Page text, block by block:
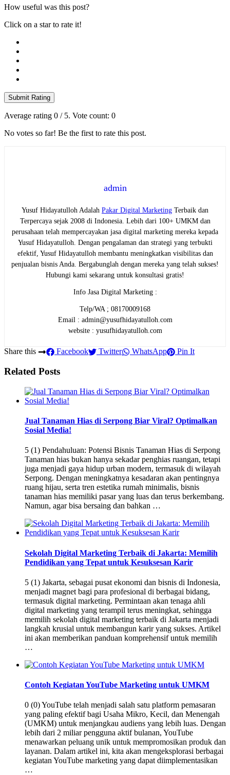
How useful was this post?
Click on a star to rate it!
Submit Rating
Average rating 0 / 5. Vote count: 0
No votes so far! Be the first to rate this post.
admin
Yusuf Hidayatulloh Adalah Pakar Digital Marketing Terbaik dan
Terpercaya sejak 2008 di Indonesia. Lebih dari 100+ UMKM dan
perusahaan telah mempercayakan jasa digital marketing mereka kepada
Yusuf Hidayatulloh. Dengan pengalaman dan strategi yang terbukti
efektif, Yusuf Hidayatulloh membantu meningkatkan visibilitas dan
penjualan bisnis Anda. Bergabunglah dengan mereka yang telah sukses!
Hubungi kami sekarang untuk konsultasi gratis!
Info Jasa Digital Marketing :
Telp/WA ; 08170009168
Email : admin@yusufhidayatulloh.com
website : yusufhidayatulloh.com
Share this Facebook Twitter WhatsApp Pin It
Related Posts
Jual Tanaman Hias di Serpong Biar Viral? Optimalkan
Sosial Media!
5 (1) Pendahuluan: Potensi Bisnis Tanaman Hias di Serpong
Tanaman hias bukan hanya sekadar penghias ruangan, tetapi
juga menjadi gaya hidup urban modern, termasuk di wilayah
Serpong. Dengan meningkatnya kesadaran akan pentingnya
ruang hijau, serta tren estetika rumah minimalis, bisnis
tanaman hias memiliki pasar yang luas dan terus berkembang.
Namun, agar bisa bersaing dan bahkan …
Sekolah Digital Marketing Terbaik di Jakarta: Memilih
Pendidikan yang Tepat untuk Kesuksesan Karir
5 (1) Jakarta, sebagai pusat ekonomi dan bisnis di Indonesia,
menjadi magnet bagi para profesional di berbagai bidang,
termasuk digital marketing. Permintaan akan tenaga ahli
digital marketing yang terampil terus meningkat, sehingga
memilih sekolah digital marketing terbaik di Jakarta menjadi
langkah krusial untuk membangun karir yang sukses. Artikel
ini akan memberikan panduan komprehensif untuk memilih
…
Contoh Kegiatan YouTube Marketing untuk UMKM
0 (0) YouTube telah menjadi salah satu platform pemasaran
yang paling efektif bagi Usaha Mikro, Kecil, dan Menengah
(UMKM) untuk menjangkau audiens yang lebih luas. Dengan
lebih dari 2 miliar pengguna aktif bulanan, YouTube
menawarkan peluang unik untuk mempromosikan produk dan
layanan. Dalam artikel ini, kita akan mengeksplorasi berbagai
kegiatan YouTube marketing yang dapat diimplementasikan
…